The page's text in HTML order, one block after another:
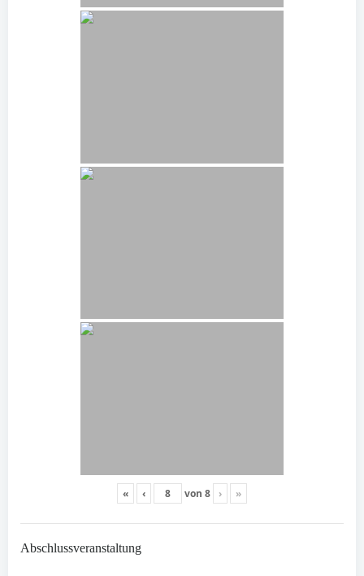
« ‹ von 8 › »
Abschlussveranstaltung